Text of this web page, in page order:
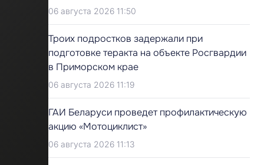
06 августа 2026 11:50
Троих подростков задержали при
подготовке теракта на объекте Росгвардии
в Приморском крае
06 августа 2026 11:19
ГАИ Беларуси проведет профилактическую
акцию «Мотоциклист»
06 августа 2026 11:13